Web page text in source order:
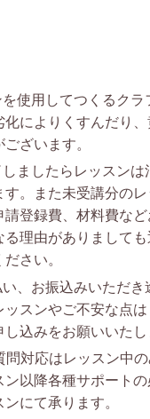
使用してつくるクラ
化によりくすんだり
ざいます。
ましたらレッスンは
。また未受講分のレ
請登録費、材料費な
理由がありましても
さい。
、お振込みいただき
ッスンやご不安な点
込みをお願いいたし
問対応はレッスン中
ン以降各種サポート
にて承ります。